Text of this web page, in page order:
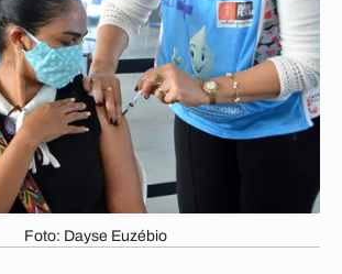
Foto: Dayse Euzébio